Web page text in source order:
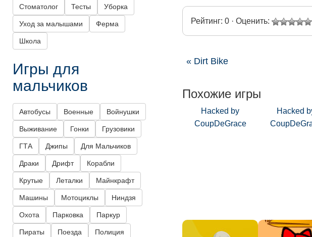
Рейтинг: 0 · Оценить:
« Dirt Bike
Похожие игры
Hacked by
CoupDeGrace
Hacked
Стоматолог Тесты Уборка
Уход за малышами Ферма
Школа
Игры для
мальчиков
Автобусы Военные Войнушки
Выживание Гонки Грузовики
ГТА Джипы Для Мальчиков
Драки Дрифт Корабли
Крутые Леталки Майнкрафт
Машины Мотоциклы Ниндзя
Охота Парковка Паркур
Пираты Поезда Полиция